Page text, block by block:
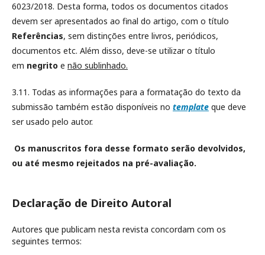
6023/2018. Desta forma, todos os documentos citados
devem ser apresentados ao final do artigo, com o título
Referências, sem distinções entre livros, periódicos,
documentos etc. Além disso, deve-se utilizar o título
em negrito e não sublinhado.
3.11. Todas as informações para a formatação do texto da
submissão também estão disponíveis no template que deve
ser usado pelo autor.
Os manuscritos fora desse formato serão devolvidos,
ou até mesmo rejeitados na pré-avaliação.
Declaração de Direito Autoral
Autores que publicam nesta revista concordam com os
seguintes termos: